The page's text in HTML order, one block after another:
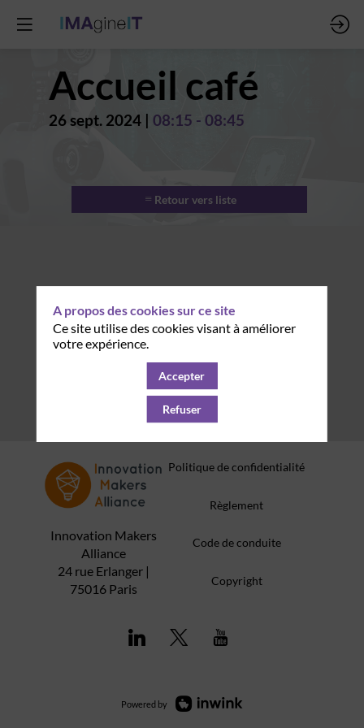
Accueil café
26 sept. 2024 08:15 - 08:45
Retour vers liste
Innovation Makers
Alliance
24 rue Erlanger |
75016 Paris
Politique de confidentialité
Règlement
Code de conduite
Copyright
Powered by
A propos des cookies sur ce site
Ce site utilise des cookies visant à améliorer
votre expérience.
Accepter
Refuser